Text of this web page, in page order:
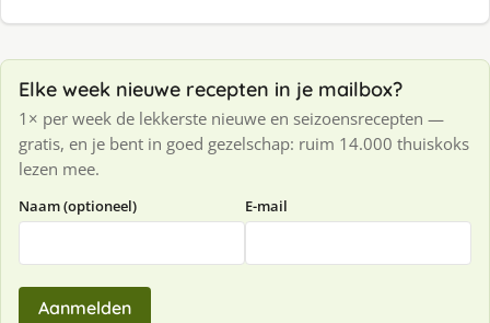
Elke week nieuwe recepten in je mailbox?
1× per week de lekkerste nieuwe en seizoensrecepten —
gratis, en je bent in goed gezelschap: ruim 14.000 thuiskoks
lezen mee.
Naam (optioneel) E-mail
Aanmelden